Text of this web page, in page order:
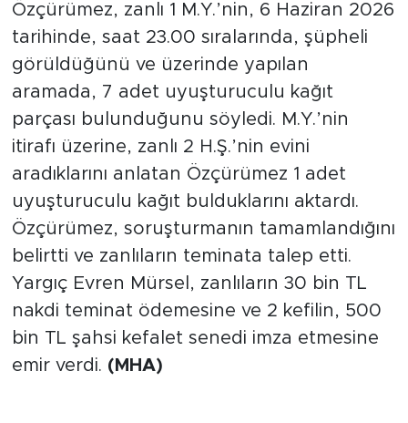
Özçürümez, zanlı 1 M.Y.’nin, 6 Haziran 2026
tarihinde, saat 23.00 sıralarında, şüpheli
görüldüğünü ve üzerinde yapılan
aramada, 7 adet uyuşturuculu kağıt
parçası bulunduğunu söyledi. M.Y.’nin
itirafı üzerine, zanlı 2 H.Ş.’nin evini
aradıklarını anlatan Özçürümez 1 adet
uyuşturuculu kağıt bulduklarını aktardı.
Özçürümez, soruşturmanın tamamlandığını
belirtti ve zanlıların teminata talep etti.
Yargıç Evren Mürsel, zanlıların 30 bin TL
nakdi teminat ödemesine ve 2 kefilin, 500
bin TL şahsi kefalet senedi imza etmesine
emir verdi. (MHA)